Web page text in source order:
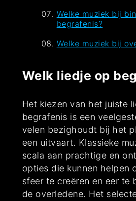
Welke muziek bij
begrafenis?
Welke muziek bij
Welk liedje op
Het kiezen van het juiste
begrafenis is een
velen bezighoudt bij het
een uitvaart. Klassieke
scala aan prachtige en
opties die kunnen helpen
sfeer te creëren en eer te
de overledene. Het